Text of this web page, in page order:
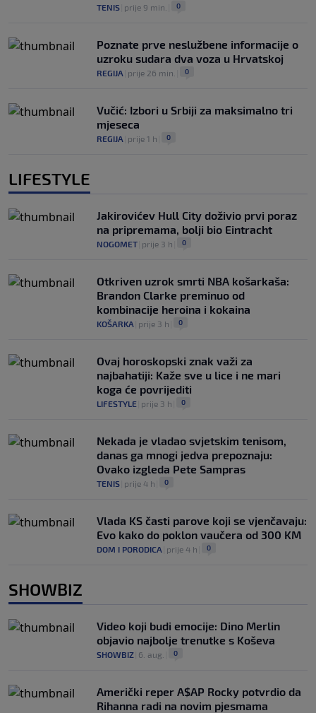
TENIS prije 9 min. 0
Poznate prve neslužbene informacije o
uzroku sudara dva voza u Hrvatskoj
REGIJA prije 26 min. 0
Vučić: Izbori u Srbiji za maksimalno tri
mjeseca
REGIJA prije 1 h 0
LIFESTYLE
Jakirovićev Hull City doživio prvi poraz
na pripremama, bolji bio Eintracht
NOGOMET prije 3 h 0
Otkriven uzrok smrti NBA košarkaša:
Brandon Clarke preminuo od
kombinacije heroina i kokaina
KOŠARKA prije 3 h 0
Ovaj horoskopski znak važi za
najbahatiji: Kaže sve u lice i ne mari
koga će povrijediti
LIFESTYLE prije 3 h 0
Nekada je vladao svjetskim tenisom,
danas ga mnogi jedva prepoznaju:
Ovako izgleda Pete Sampras
TENIS prije 4 h 0
Vlada KS časti parove koji se vjenčavaju:
Evo kako do poklon vaučera od 300 KM
DOM I PORODICA prije 4 h 0
SHOWBIZ
Video koji budi emocije: Dino Merlin
objavio najbolje trenutke s Koševa
SHOWBIZ 6. aug. 0
Američki reper A$AP Rocky potvrdio da
Rihanna radi na novim pjesmama